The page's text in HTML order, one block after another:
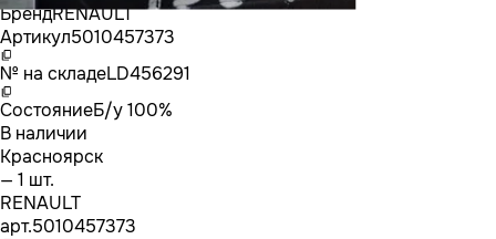
БрендRENAULT
Артикул5010457373
№ на складеLD456291
СостояниеБ/у 100%
В наличии
Красноярск
— 1 шт.
RENAULT
арт.5010457373